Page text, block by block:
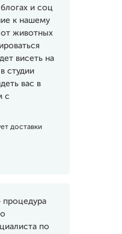
и соц
к нашему
от животных
висеть на
студии
вас в
с
доставки
процедура
по